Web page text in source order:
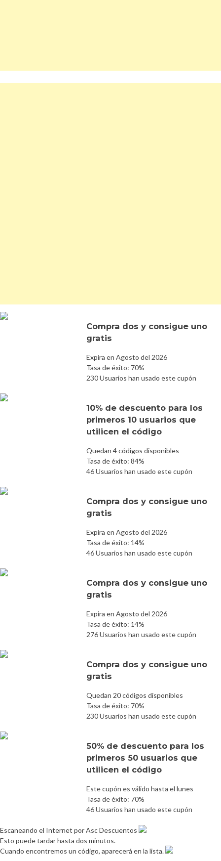
Compra dos y consigue uno
gratis
Expira en Agosto del 2026
Tasa de éxito: 70%
230 Usuarios han usado este cupón
10% de descuento para los
primeros 10 usuarios que
utilicen el código
Quedan 4 códigos disponibles
Tasa de éxito: 84%
46 Usuarios han usado este cupón
Compra dos y consigue uno
gratis
Expira en Agosto del 2026
Tasa de éxito: 14%
46 Usuarios han usado este cupón
Compra dos y consigue uno
gratis
Expira en Agosto del 2026
Tasa de éxito: 14%
276 Usuarios han usado este cupón
Compra dos y consigue uno
gratis
Quedan 20 códigos disponibles
Tasa de éxito: 70%
230 Usuarios han usado este cupón
50% de descuento para los
primeros 50 usuarios que
utilicen el código
Este cupón es válido hasta el lunes
Tasa de éxito: 70%
46 Usuarios han usado este cupón
Escaneando el Internet por Asc Descuentos
Esto puede tardar hasta dos minutos.
Cuando encontremos un código, aparecerá en la lista.